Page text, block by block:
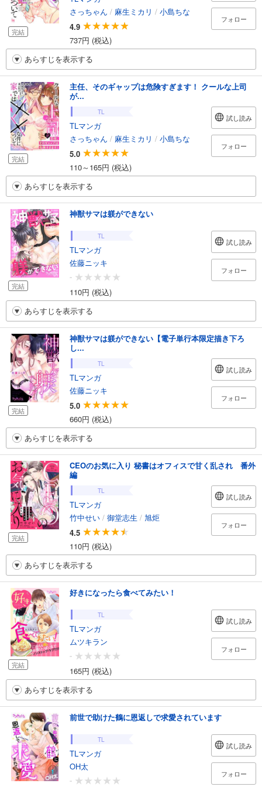
完結
さっちゃん / 麻生ミカリ / 小島ちな
4.9
737円 (税込)
フォロー
あらすじを表示する
完結
主任、そのギャップは危険すぎます！ クールな上司
が...
TL
TLマンガ
さっちゃん / 麻生ミカリ / 小島ちな
5.0
110～165円 (税込)
試し読み
フォロー
あらすじを表示する
完結
神獣サマは躾ができない
TL
TLマンガ
佐藤ニッキ
-
110円 (税込)
試し読み
フォロー
あらすじを表示する
完結
神獣サマは躾ができない【電子単行本限定描き下ろ
し...
TL
TLマンガ
佐藤ニッキ
5.0
660円 (税込)
試し読み
フォロー
あらすじを表示する
完結
CEOのお気に入り 秘書はオフィスで甘く乱され 番外
編
TL
TLマンガ
竹中せい / 御堂志生 / 旭炬
4.5
110円 (税込)
試し読み
フォロー
あらすじを表示する
完結
好きになったら食べてみたい！
TL
TLマンガ
ムツキラン
-
165円 (税込)
試し読み
フォロー
あらすじを表示する
前世で助けた鶴に恩返しで求愛されています
TL
TLマンガ
OH太
-
試し読み
フォロー